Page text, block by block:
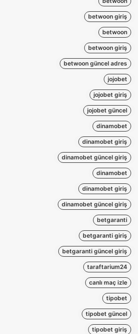
betwoon giriş
betwoon
betwoon giriş
betwoon güncel adres
jojobet
jojobet giriş
jojobet güncel
dinamobet
dinamobet giriş
dinamobet güncel giriş
dinamobet
dinamobet giriş
dinamobet güncel giriş
betgaranti
betgaranti giriş
betgaranti güncel giriş
taraftarium24
canlı maç izle
tipobet
tipobet güncel
tipobet giriş